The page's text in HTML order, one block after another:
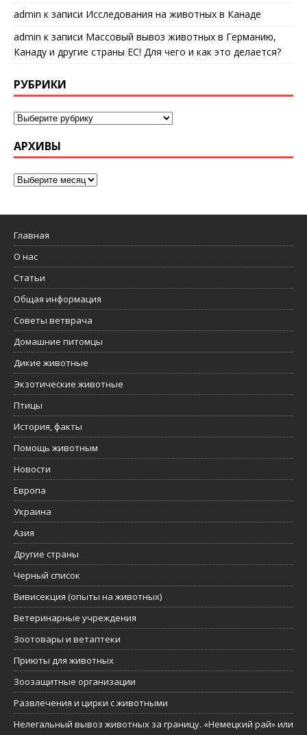
admin к записи Исследования на животных в Канаде
admin к записи Массовый вывоз животных в Германию,
Канаду и другие страны ЕС! Для чего и как это делается?
РУБРИКИ
АРХИВЫ
Главная
О нас
Статьи
Общая информация
Советы ветврача
Домашние питомцы
Дикие животные
Экзотические животные
Птицы
История, факты
Помощь животным
Новости
Европа
Украина
Азия
Другие страны
Черный список
Вивисекция (опыты на животных)
Ветеринарные учреждения
Зоотовары и ветаптеки
Приюты для животных
Зоозащитные организации
Развлечения и цирки с животными
Нелегальный вывоз животных за границу. «Немецкий рай» или